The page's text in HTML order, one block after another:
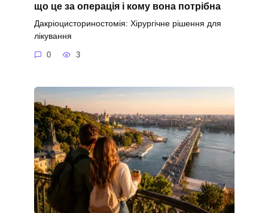
що це за операція і кому вона потрібна
Дакріоцисториностомія: Хірургічне рішення для
лікування
0 3